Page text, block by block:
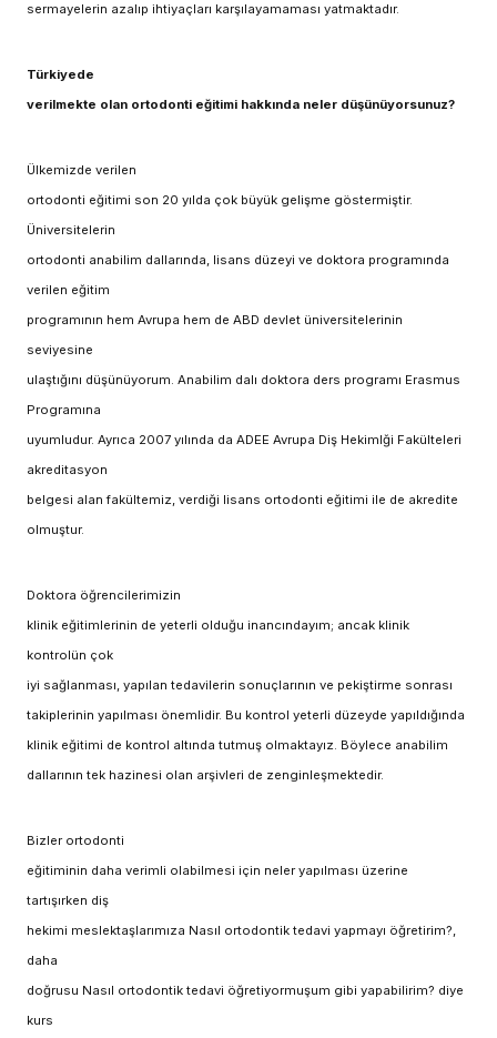
sermayelerin azalıp ihtiyaçları karşılayamaması yatmaktadır.
Türkiyede
verilmekte olan ortodonti eğitimi hakkında neler düşünüyorsunuz?
Ülkemizde verilen
ortodonti eğitimi son 20 yılda çok büyük gelişme göstermiştir.
Üniversitelerin
ortodonti anabilim dallarında, lisans düzeyi ve doktora programında
verilen eğitim
programının hem Avrupa hem de ABD devlet üniversitelerinin
seviyesine
ulaştığını düşünüyorum. Anabilim dalı doktora ders programı Erasmus
Programına
uyumludur. Ayrıca 2007 yılında da ADEE Avrupa Diş Hekimlği Fakülteleri
akreditasyon
belgesi alan fakültemiz, verdiği lisans ortodonti eğitimi ile de akredite
olmuştur.
Doktora öğrencilerimizin
klinik eğitimlerinin de yeterli olduğu inancındayım; ancak klinik
kontrolün çok
iyi sağlanması, yapılan tedavilerin sonuçlarının ve pekiştirme sonrası
takiplerinin yapılması önemlidir. Bu kontrol yeterli düzeyde yapıldığında
klinik eğitimi de kontrol altında tutmuş olmaktayız. Böylece anabilim
dallarının tek hazinesi olan arşivleri de zenginleşmektedir.
Bizler ortodonti
eğitiminin daha verimli olabilmesi için neler yapılması üzerine
tartışırken diş
hekimi meslektaşlarımıza Nasıl ortodontik tedavi yapmayı öğretirim?,
daha
doğrusu Nasıl ortodontik tedavi öğretiyormuşum gibi yapabilirim? diye
kurs